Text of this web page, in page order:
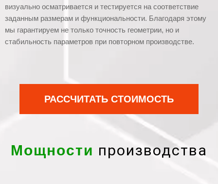
визуально осматривается и тестируется на соответствие
заданным размерам и функциональности. Благодаря этому
мы гарантируем не только точность геометрии, но и
стабильность параметров при повторном производстве.
РАССЧИТАТЬ СТОИМОСТЬ
Мощности производства